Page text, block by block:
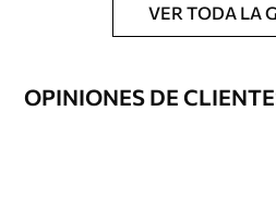
VER TODA LA
OPINIONES DE